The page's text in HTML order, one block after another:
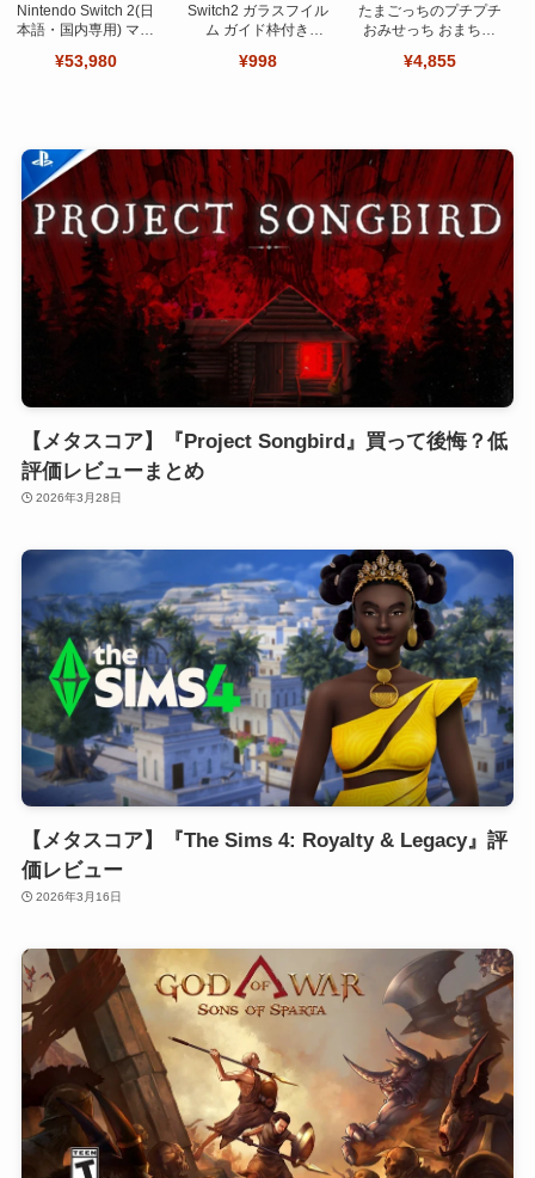
Nintendo Switch 2(日
本語・国内専用) マリ
ット
¥53,980
Switch2 ガラスフイル
ム ガイド枠付き
ット 日本旭硝子製-高
¥998
たまごっちのプチプチ
おみせっち おまちど
¥4,855
【メタスコア】『Project Songbird』買って後悔？低
評価レビューまとめ
2026年3月28日
【メタスコア】『The Sims 4: Royalty & Legacy』評
価レビュー
2026年3月16日